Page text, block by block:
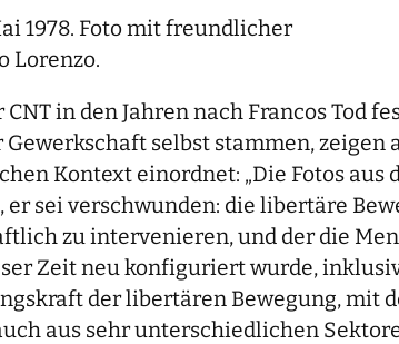
1978. Foto mit freundlicher
Lorenzo.
in den Jahren nach Francos Tod
selbst stammen, zeigen
Kontext einordnet: „Die Fotos aus
sei verschwunden: die libertäre
zu intervenieren, und der die
Zeit neu konfiguriert wurde,
der libertären Bewegung, mit
aus sehr unterschiedlichen